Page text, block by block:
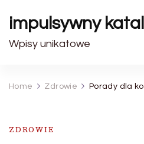
impulsywny
Wpisy unikatowe
Home Zdrowie Porady dla
ZDROWIE